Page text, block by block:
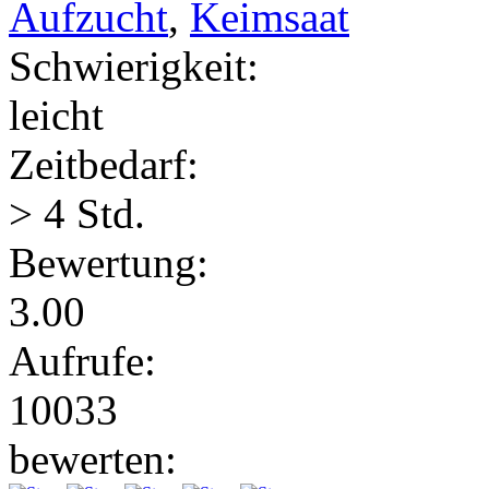
Aufzucht, Keimsaat
Schwierigkeit:
leicht
Zeitbedarf:
> 4 Std.
Bewertung:
3.00
Aufrufe:
10033
bewerten: